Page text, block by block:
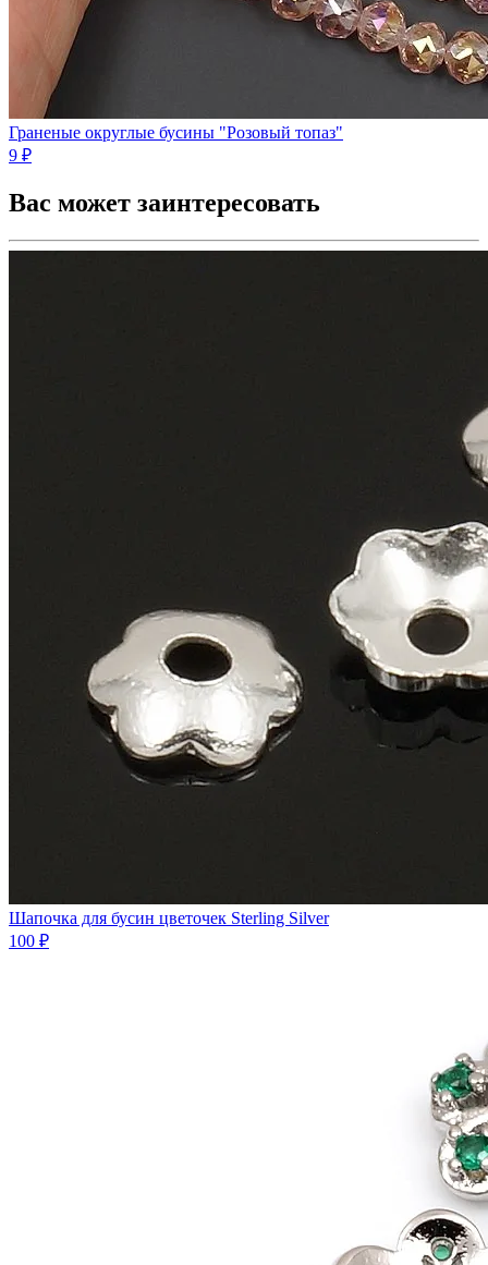
Граненые округлые бусины "Розовый топаз"
9 ₽
Вас может заинтересовать
Шапочка для бусин цветочек Sterling Silver
100 ₽